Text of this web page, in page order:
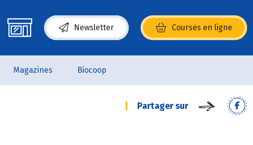
Newsletter Courses en ligne
(s’ouvre dans une nouvelle fenêtre)
Magazines Biocoop
Partager sur